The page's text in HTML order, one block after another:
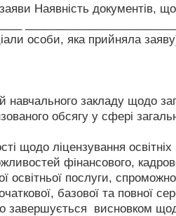
Наявність документів,
особи, яка прийняла
закладу щодо
обсягу у сфері
щодо ліцензування
фінансового,
освітньої послуги,
базової та повної
завершується висновком